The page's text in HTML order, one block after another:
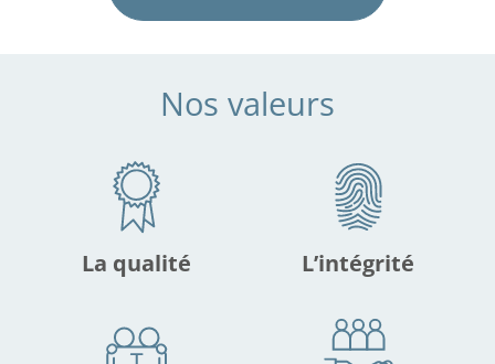
Nos valeurs
La qualité L’intégrité